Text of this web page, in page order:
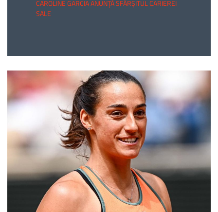
CAROLINE GARCIA ANUNȚĂ SFÂRȘITUL CARIEREI
SALE